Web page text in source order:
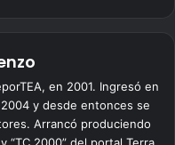
en 2001. Ingresó en
y desde entonces se
Arrancó produciendo